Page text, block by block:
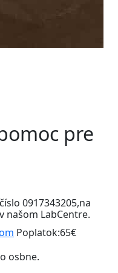
pre
0917343205,na
našom LabCentre.
Poplatok:65€
osbne.